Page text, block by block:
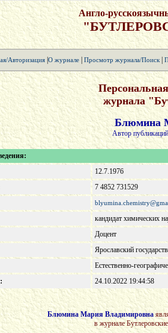
Англо-
Авторизация| О журнале| Просмотр журнала/Поиск|
журнала
Блюмина
Автор
12.7.1976
7 4852 731529
кандидат химических
Доцент
Ярославский
Естественно-
24.10.2022 19:44:58
Блюмина Мария Владимировна
в журнале